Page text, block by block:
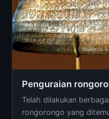
Penguraian
Telah dilakukan
rongorongo yang